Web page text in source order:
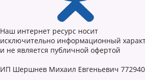
Наш интернет ресурс носит
исключительно информационный
и не является публичной офертой
ИП Шершнев Михаил Евгеньевич